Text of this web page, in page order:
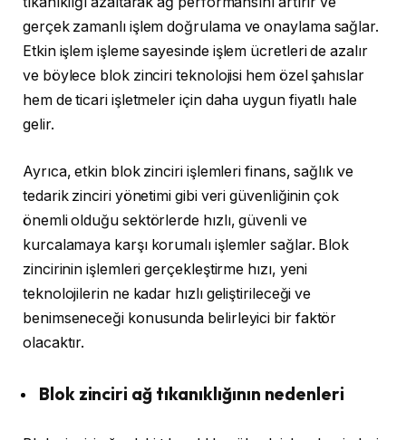
gerçek zamanlı işlem doğrulama ve onaylama sağlar.
Etkin işlem işleme sayesinde işlem ücretleri de azalır
ve böylece blok zinciri teknolojisi hem özel şahıslar
hem de ticari işletmeler için daha uygun fiyatlı hale
gelir.
Ayrıca, etkin blok zinciri işlemleri finans, sağlık ve
tedarik zinciri yönetimi gibi veri güvenliğinin çok
önemli olduğu sektörlerde hızlı, güvenli ve
kurcalamaya karşı korumalı işlemler sağlar. Blok
zincirinin işlemleri gerçekleştirme hızı, yeni
teknolojilerin ne kadar hızlı geliştirileceği ve
benimseneceği konusunda belirleyici bir faktör
olacaktır.
Blok zinciri ağ tıkanıklığının nedenleri